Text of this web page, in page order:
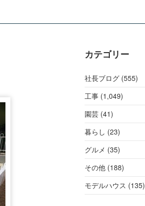
カテゴリー
社長ブログ (555)
工事 (1,049)
園芸 (41)
暮らし (23)
グルメ (35)
その他 (188)
モデルハウス (135)